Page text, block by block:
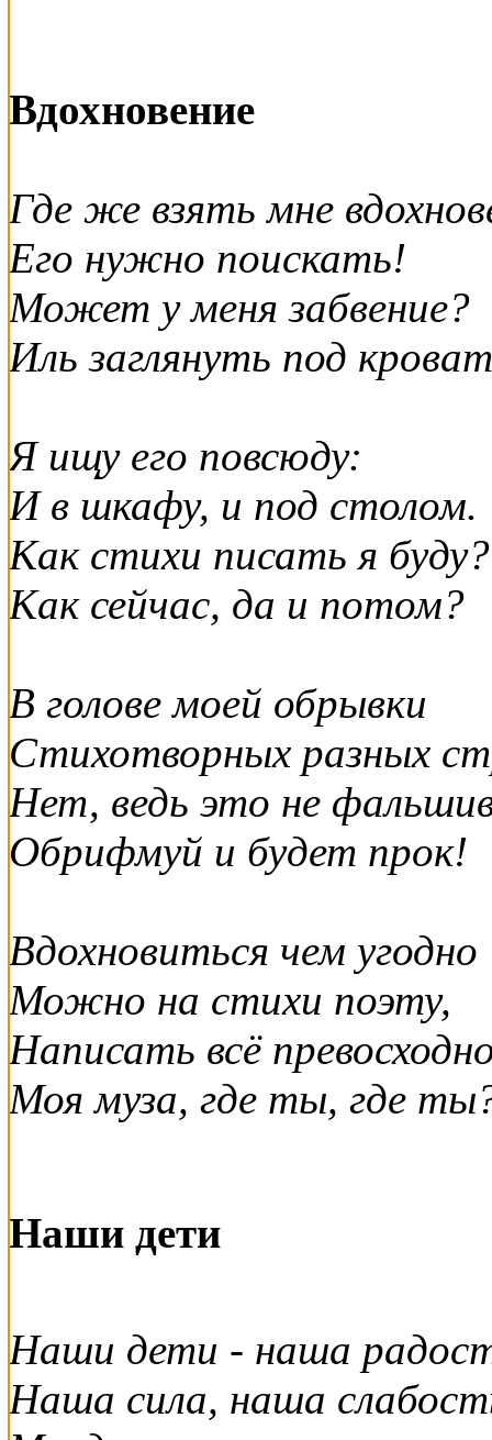
Вдохновение
Где же взять мне
Его нужно поискать!
Может у меня забвение?
Иль заглянуть под
Я ищу его повсюду:
И в шкафу, и под столом.
Как стихи писать я буду?
Как сейчас, да и потом?
В голове моей обрывки
Стихотворных разных
Нет, ведь это не
Обрифмуй и будет прок!
Вдохновиться чем угодно
Можно на стихи поэту,
Написать всё
Моя муза, где ты, где
Наши дети
Наши дети - наша
Наша сила, наша